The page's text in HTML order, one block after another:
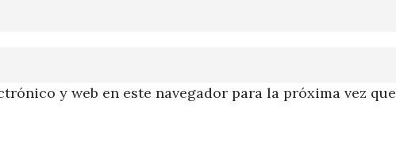
y web en este navegador para la próxima vez que